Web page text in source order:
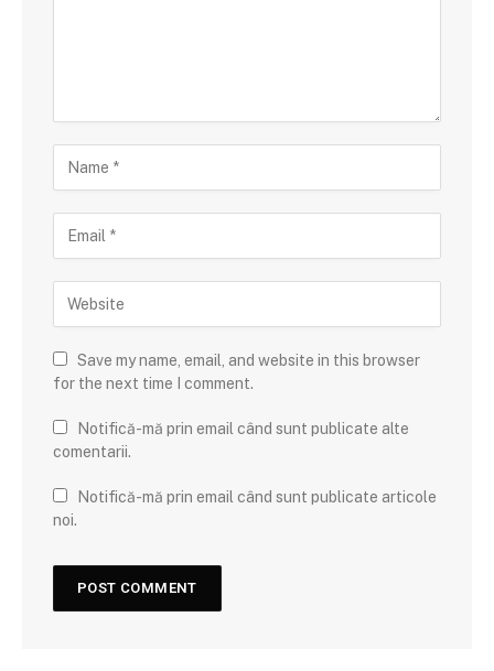
Save my name, email, and website in this browser
for the next time I comment.
Notifică-mă prin email când sunt publicate alte
comentarii.
Notifică-mă prin email când sunt publicate articole
noi.